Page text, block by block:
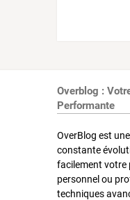
Overblog :
Performante
OverBlog est
constante
facilement votre
personnel ou
techniques